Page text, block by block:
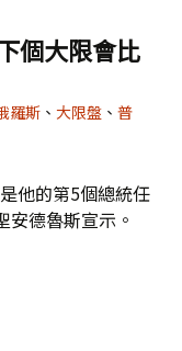
個大限會比
羅斯 、 大限盤 、 普
他的第5個總統任
德魯斯宣示。
大限會比現在差